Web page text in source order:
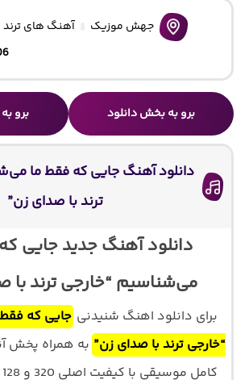
جهش موزیک
آهنگ های ترند
برو به بخش دانلود برو
دانلود آهنگ جایی که فقط ما
ترند با صدای زن”
دانلود آهنگ جدید جایی
می‌شناسیم “خارجی ترند با
برای دانلود اهنگ شنیدنی جایی که
“خارجی ترند با صدای زن” به همراه پخش